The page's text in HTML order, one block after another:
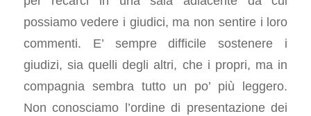
possiamo vedere i giudici, ma non sentire i loro
commenti. E’ sempre difficile sostenere i
giudizi, sia quelli degli altri, che i propri, ma in
compagnia sembra tutto un po’ più leggero.
Non conosciamo l’ordine di presentazione dei